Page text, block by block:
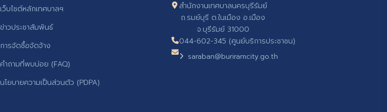
เว็บไซต์หลักเทศบาลฯ
ข่าวประชาสัมพันธ์
การจัดซื้อจัดจ้าง
คำถามที่พบบ่อย (FAQ)
นโยบายความเป็นส่วนตัว (PDPA)
สำนักงานเทศบาลนครบุรีรัมย์
ถ.รมย์บุรี ต.ในเมือง อ.เมือง
จ.บุรีรัมย์ 31000
044-602-345 (ศูนย์บริการประชาชน)
saraban@buriramcity.go.th